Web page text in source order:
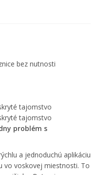
bez nutnosti
tajomstvo
problém s
a jednoduchú aplikáciu
vo voskovej miestnosti. To